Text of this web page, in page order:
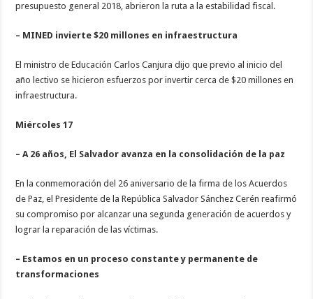
presupuesto general 2018, abrieron la ruta a la estabilidad fiscal.
– MINED invierte $20 millones en infraestructura
El ministro de Educación Carlos Canjura dijo que previo al inicio del
año lectivo se hicieron esfuerzos por invertir cerca de $20 millones en
infraestructura.
Miércoles 17
– A 26 años, El Salvador avanza en la consolidación de la paz
En la conmemoración del 26 aniversario de la firma de los Acuerdos
de Paz, el Presidente de la República Salvador Sánchez Cerén reafirmó
su compromiso por alcanzar una segunda generación de acuerdos y
lograr la reparación de las víctimas.
– Estamos en un proceso constante y permanente de
transformaciones